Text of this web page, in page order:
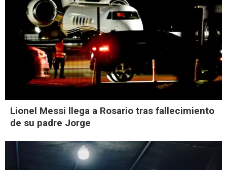
Lionel Messi llega a Rosario tras fallecimiento
de su padre Jorge